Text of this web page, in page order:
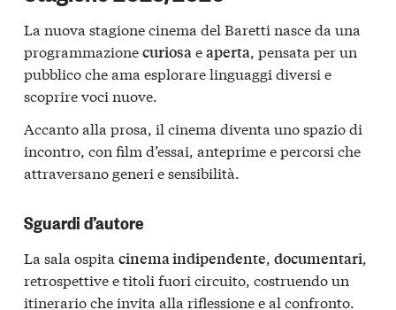
La nuova stagione cinema del Baretti nasce da una
programmazionecuriosaeaperta, pensata per un
pubblico che ama esplorare linguaggi diversi e
scoprire voci nuove.
Accanto alla prosa, il cinema diventa uno spazio di
incontro, con film d’essai, anteprime e percorsi che
attraversano generi e sensibilità.
Sguardi d’autore
La sala ospita cinema indipendente, documentari,
retrospettive e titoli fuori circuito, costruendo un
itinerario che invita alla riflessione e al confronto.